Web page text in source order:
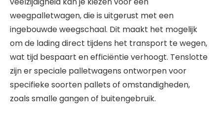
weegpalletwagen, die is uitgerust met een
ingebouwde weegschaal. Dit maakt het mogelijk
om de lading direct tijdens het transport te wegen,
wat tijd bespaart en efficiëntie verhoogt. Tenslotte
zijn er speciale palletwagens ontworpen voor
specifieke soorten pallets of omstandigheden,
zoals smalle gangen of buitengebruik.